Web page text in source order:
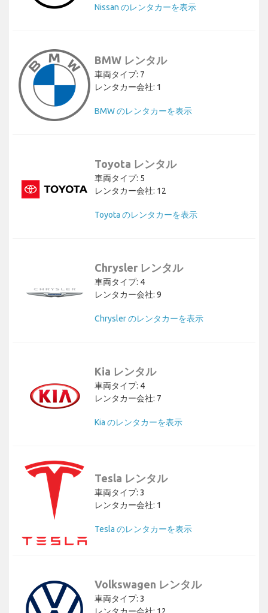
Nissan のレンタカーを表示
BMW レンタル
車両タイプ: 7
レンタカー会社: 1
BMW のレンタカーを表示
Toyota レンタル
車両タイプ: 5
レンタカー会社: 12
Toyota のレンタカーを表示
Chrysler レンタル
車両タイプ: 4
レンタカー会社: 9
Chrysler のレンタカーを表示
Kia レンタル
車両タイプ: 4
レンタカー会社: 7
Kia のレンタカーを表示
Tesla レンタル
車両タイプ: 3
レンタカー会社: 1
Tesla のレンタカーを表示
Volkswagen レンタル
車両タイプ: 3